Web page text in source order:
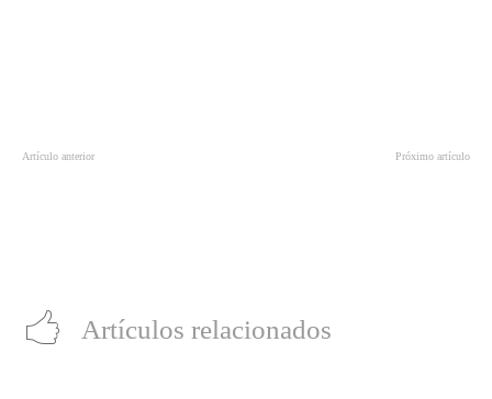
Artículo anterior Próximo artículo
Artículos relacionados